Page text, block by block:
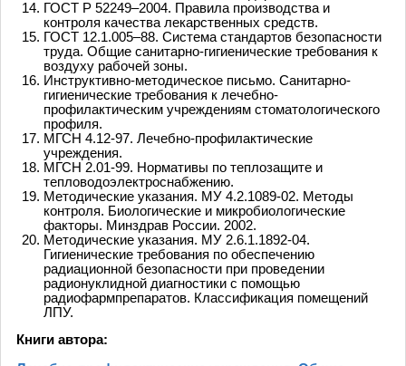
ГОСТ Р 52249–2004. Правила производства и
контроля качества лекарственных средств.
ГОСТ 12.1.005–88. Система стандартов безопасности
труда. Общие санитарно-гигиенические требования к
воздуху рабочей зоны.
Инструктивно-методическое письмо. Санитарно-
гигиенические требования к лечебно-
профилактическим учреждениям стоматологического
профиля.
МГСН 4.12-97. Лечебно-профилактические
учреждения.
МГСН 2.01-99. Нормативы по теплозащите и
тепловодоэлектроснабжению.
Методические указания. МУ 4.2.1089-02. Методы
контроля. Биологические и микробиологические
факторы. Минздрав России. 2002.
Методические указания. МУ 2.6.1.1892-04.
Гигиенические требования по обеспечению
радиационной безопасности при проведении
радионуклидной диагностики с помощью
радиофармпрепаратов. Классификация помещений
ЛПУ.
Книги автора: